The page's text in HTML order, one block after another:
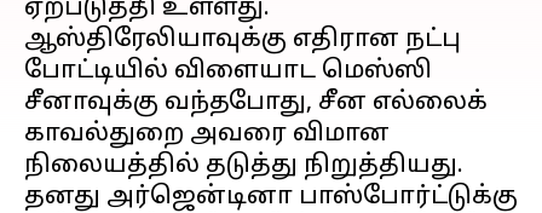
ஏற்படுத்தி உள்ளது.
ஆஸ்திரேலியாவுக்கு எதிரான நட்பு
போட்டியில் விளையாட மெஸ்ஸி
சீனாவுக்கு வந்தபோது, ​​சீன எல்லைக்
காவல்துறை அவரை விமான
நிலையத்தில் தடுத்து நிறுத்தியது.
தனது அர்ஜென்டினா பாஸ்போர்ட்டுக்கு